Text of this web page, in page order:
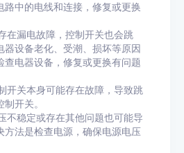
路中的电线和连接，修复或更换
在漏电故障，控制开关也会跳
器设备老化、受潮、损坏等原因
查电器设备，修复或更换有问题
开关本身可能存在故障，导致跳
开关。
不稳定或存在其他问题也可能导
方法是检查电源，确保电源电压